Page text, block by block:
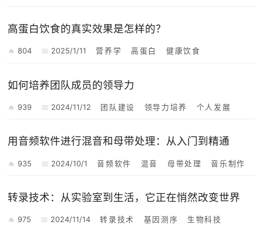
高蛋白饮食的真实效果是怎样的？
804 2025/1/11 营养学 高蛋白 健康饮食
如何培养团队成员的领导力
939 2024/11/12 团队建设 领导力培养 个人发展
用音频软件进行混音和母带处理：从入门到精通
935 2024/10/1 音频软件 混音 母带处理 音乐制作
转录技术：从实验室到生活，它正在悄然改变世界
975 2024/11/14 转录技术 基因测序 生物科技